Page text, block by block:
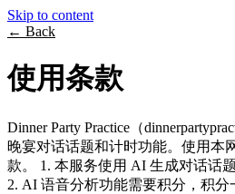
Skip to content
← Back
使用条款
Dinner Party Practice（
晚宴对话话题和计时功能。使用本
款。 1. 本服务使用 AI 生成对话话
2. AI 语音分析功能需要积分，积